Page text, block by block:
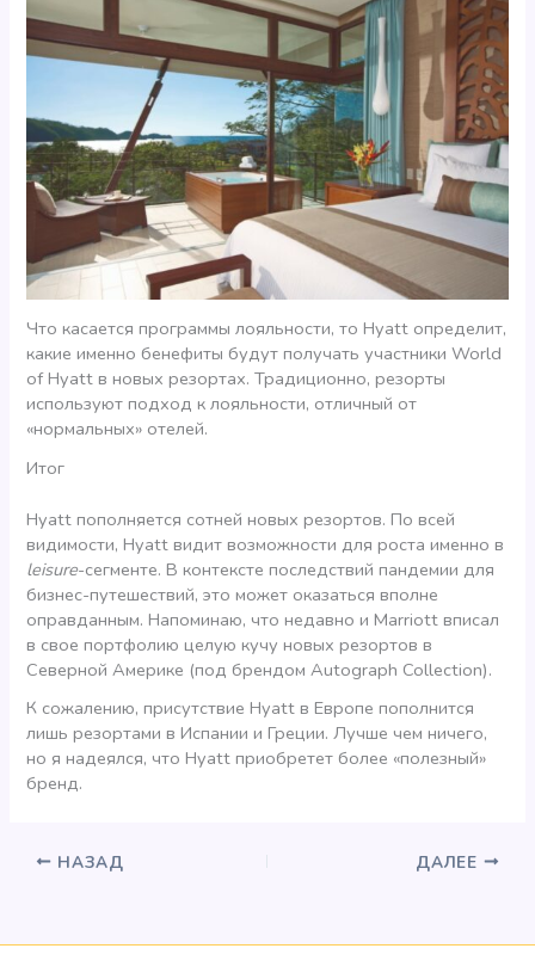
Что касается программы лояльности, то Hyatt определит,
какие именно бенефиты будут получать участники World
of Hyatt в новых резортах. Традиционно, резорты
используют подход к лояльности, отличный от
«нормальных» отелей.
Итог
Hyatt пополняется сотней новых резортов. По всей
видимости, Hyatt видит возможности для роста именно в
leisure-сегменте. В контексте последствий пандемии для
бизнес-путешествий, это может оказаться вполне
оправданным. Напоминаю, что недавно и Marriott вписал
в свое портфолию целую кучу новых резортов в
Северной Америке (под брендом Autograph Collection).
К сожалению, присутствие Hyatt в Европе пополнится
лишь резортами в Испании и Греции. Лучше чем ничего,
но я надеялся, что Hyatt приобретет более «полезный»
бренд.
НАЗАД ДАЛЕЕ